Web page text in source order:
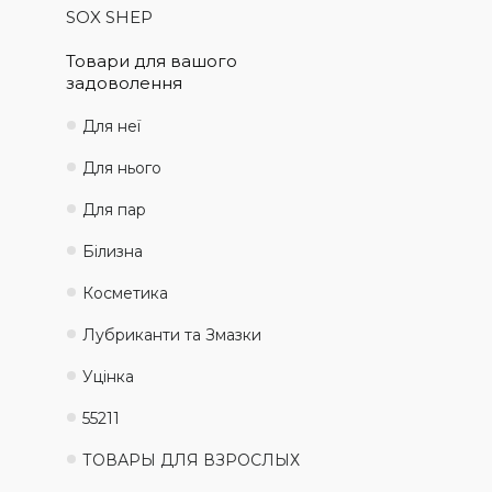
SOX SHEP
Товари для вашого
задоволення
Для неї
Для нього
Для пар
Білизна
Косметика
Лубриканти та Змазки
Уцінка
55211
ТОВАРЫ ДЛЯ ВЗРОСЛЫХ